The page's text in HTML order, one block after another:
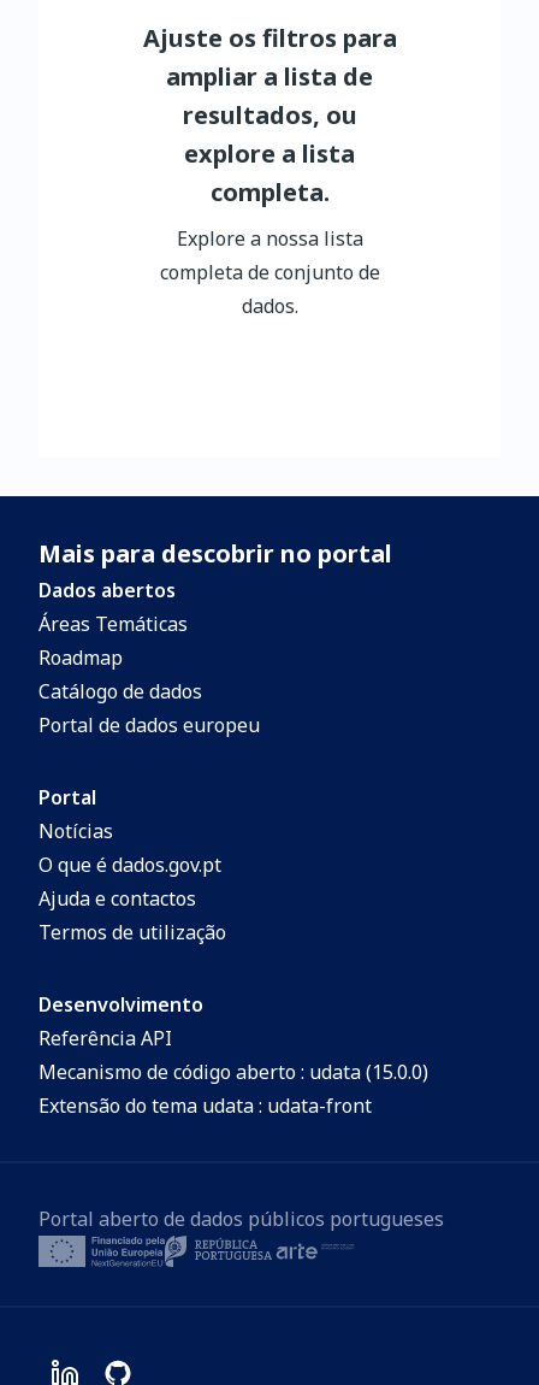
Ajuste os filtros para
ampliar a lista de
resultados, ou
explore a lista
completa.
Explore a nossa lista
completa de conjunto de
dados.
Mais para descobrir no portal
Dados abertos
Áreas Temáticas
Roadmap
Catálogo de dados
Portal de dados europeu
Portal
Notícias
O que é dados.gov.pt
Ajuda e contactos
Termos de utilização
Desenvolvimento
Referência API
Mecanismo de código aberto : udata (15.0.0)
Extensão do tema udata : udata-front
Portal aberto de dados públicos portugueses